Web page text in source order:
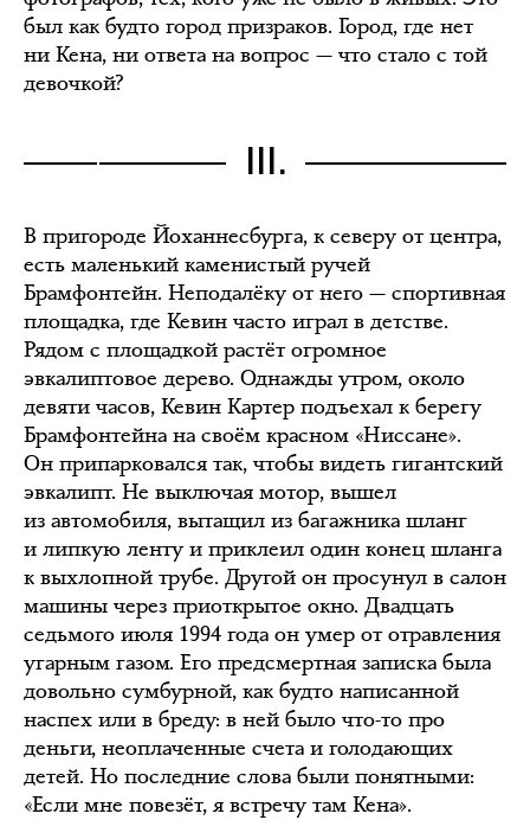
был как будто город призраков. Город, где нет
ни Кена, ни ответа на вопрос — что стало с той
девочкой?
III.
В пригороде Йоханнесбурга, к северу от центра,
есть маленький каменистый ручей
Брамфонтейн. Неподалёку от него — спортивная
площадка, где Кевин часто играл в детстве.
Рядом с площадкой растёт огромное
эвкалиптовое дерево. Однажды утром, около
девяти часов, Кевин Картер подъехал к берегу
Брамфонтейна на своём красном «Ниссане».
Он припарковался так, чтобы видеть гигантский
эвкалипт. Не выключая мотор, вышел
из автомобиля, вытащил из багажника шланг
и липкую ленту и приклеил один конец шланга
к выхлопной трубе. Другой он просунул в салон
машины через приоткрытое окно. Двадцать
седьмого июля 1994 года он умер от отравления
угарным газом. Его предсмертная записка была
довольно сумбурной, как будто написанной
наспех или в бреду: в ней было что-то про
деньги, неоплаченные счета и голодающих
детей. Но последние слова были понятными:
«Если мне повезёт, я встречу там Кена».